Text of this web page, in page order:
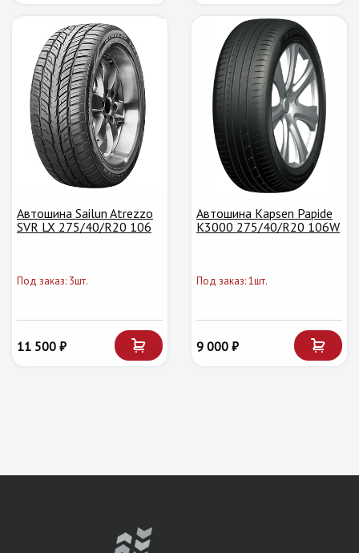
Автошина Sailun Atrezzo
SVR LX 275/40/R20 106
Под заказ: 3шт.
11 500 ₽
Автошина Kapsen Papide
K3000 275/40/R20 106W
Под заказ: 1шт.
9 000 ₽